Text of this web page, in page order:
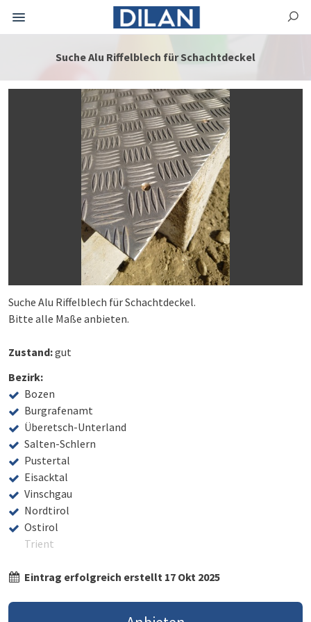
Suche Alu Riffelblech für Schachtdeckel
Suche Alu Riffelblech für Schachtdeckel.
Bitte alle Maße anbieten.
Zustand:gut
Bezirk:
Bozen
Burgrafenamt
Überetsch-Unterland
Salten-Schlern
Pustertal
Eisacktal
Vinschgau
Nordtirol
Ostirol
Trient
Eintrag erfolgreich erstellt 17 Okt 2025